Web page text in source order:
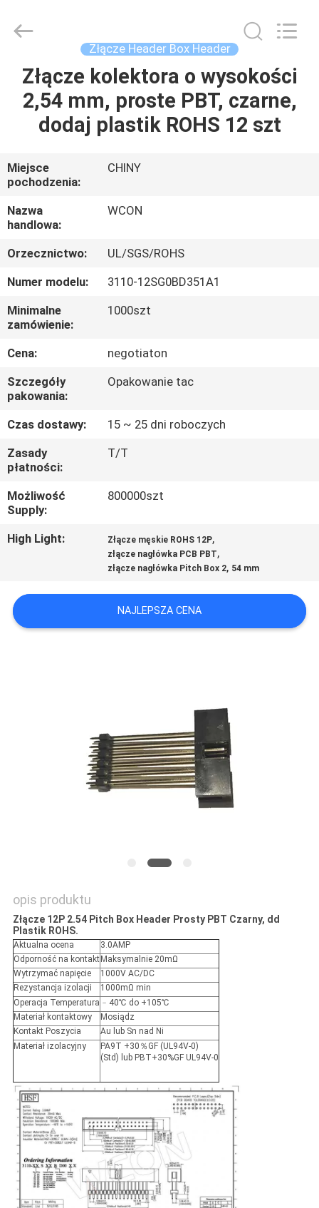
DOM
PRODUKTY
O
NAS
WYCIECZKA
PO
FABRYCE
KONTROLA
JAKOŚCI
SKONTAKTUJ
SIĘ
Z
NAMI
POPROSIĆ
O
SITEMAP
Reserved.
Złącze Header Box Header
Złącze kolektora o wysokości
2,54 mm, proste PBT, czarne,
dodaj plastik ROHS 12 szt
Miejsce
pochodzenia:
CHINY
Nazwa
handlowa:
WCON
Orzecznictwo:
UL/SGS/ROHS
Numer modelu:
3110-12SG0BD351A1
Minimalne
zamówienie:
1000szt
Cena:
negotiaton
Szczegóły
pakowania:
Opakowanie tac
Czas dostawy:
15 ~ 25 dni roboczych
Zasady
płatności:
T/T
Możliwość
Supply:
800000szt
High Light: Złącze męskie ROHS 12P,
złącze nagłówka PCB PBT,
złącze nagłówka Pitch Box 2, 54 mm
NAJLEPSZA CENA
opis produktu
Złącze 12P 2.54 Pitch Box Header Prosty PBT Czarny, dd
Plastik ROHS.
Aktualna ocena
3.0AMP
Odporność na kontakt Maksymalnie 20mΩ
Wytrzymać napięcie
1000V AC/DC
Rezystancja izolacji
1000mΩ min
Operacja Temperatura ﹣40℃ do +105℃
Materiał kontaktowy
Mosiądz
Kontakt Poszycia
Au lub Sn nad Ni
Materiał izolacyjny
PA9T +30％GF (UL94V-0)
(Std) lub PBT+30%GF UL94V-0